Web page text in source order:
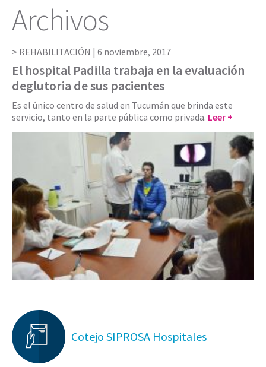
Archivos
REHABILITACIÓN | 6 noviembre, 2017
El hospital Padilla trabaja en la evaluación
deglutoria de sus pacientes
Es el único centro de salud en Tucumán que brinda este
servicio, tanto en la parte pública como privada. Leer +
Cotejo SIPROSA Hospitales